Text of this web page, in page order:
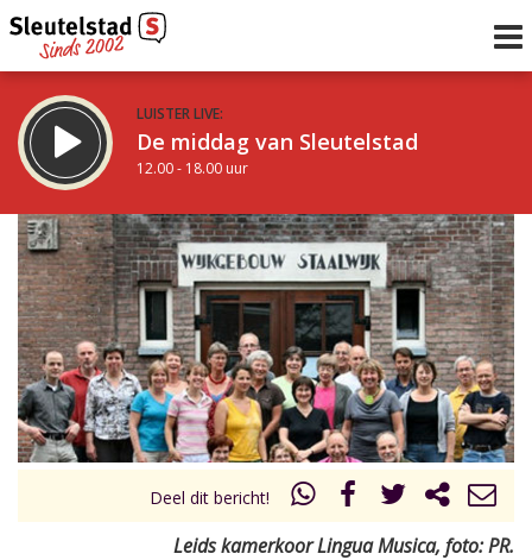
LUISTER LIVE:
De middag van Sleutelstad
12.00 - 18.00 uur
STRAKS:
De avond van Sleutelstad
18.00 - 21.00 uur
Vorig uur
uur 1 van 0 Volgend uur
Inklappen
Deel dit bericht!
Leids kamerkoor Lingua Musica, foto: PR.